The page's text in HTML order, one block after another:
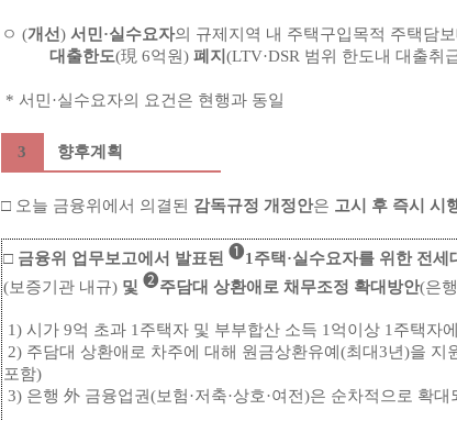
ㅇ (개선) 서민·실수요자의 규제지역 내 주택구입목적 주택담
대출한도(現 6억원) 폐지 (LTV·DSR 범위 한도내 대출취
* 서민·실수요자의 요건은 현행과 동일
3 향후계획
□ 오늘 금융위에서 의결된 감독규정 개정안은 고시 후 즉시 시
□ 금융위 업무보고에서 발표된 ➊1주택·실수요자를 위한 전세
(보증기관 내규) 및 ➋주담대 상환애로 채무조정 확대방안(은
1) 시가 9억 초과 1주택자 및 부부합산 소득 1억이상 1주택자
2) 주담대 상환애로 차주에 대해 원금상환유예(최대3년)을
포함)
3) 은행 外 금융업권(보험·저축·상호·여전)은 순차적으로 확